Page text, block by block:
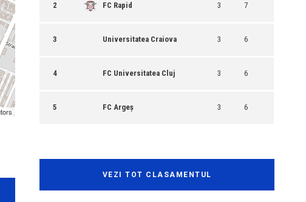
2 FC Rapid 3 7
3 Universitatea Craiova 3 6
4 FC Universitatea Cluj 3 6
5 FC Argeș 3 6
VEZI TOT CLASAMENTUL